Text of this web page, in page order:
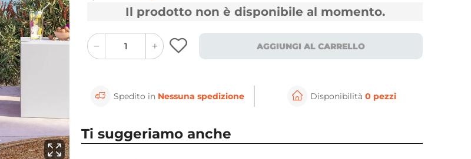
Il prodotto non è disponibile al momento.
quantity
button
quantity
minus
button
AGGIUNGI AL CARRELLO
Spedito in Nessuna spedizione Disponibilità 0 pezzi
Ti suggeriamo anche